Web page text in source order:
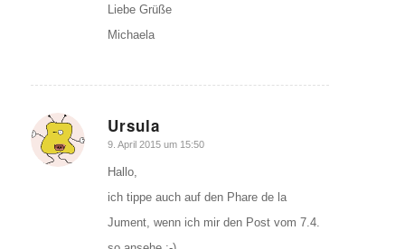
Liebe Grüße
Michaela
Ursula
sagte:
9. April 2015 um 15:50
Hallo,
ich tippe auch auf den Phare de la
Jument, wenn ich mir den Post vom 7.4.